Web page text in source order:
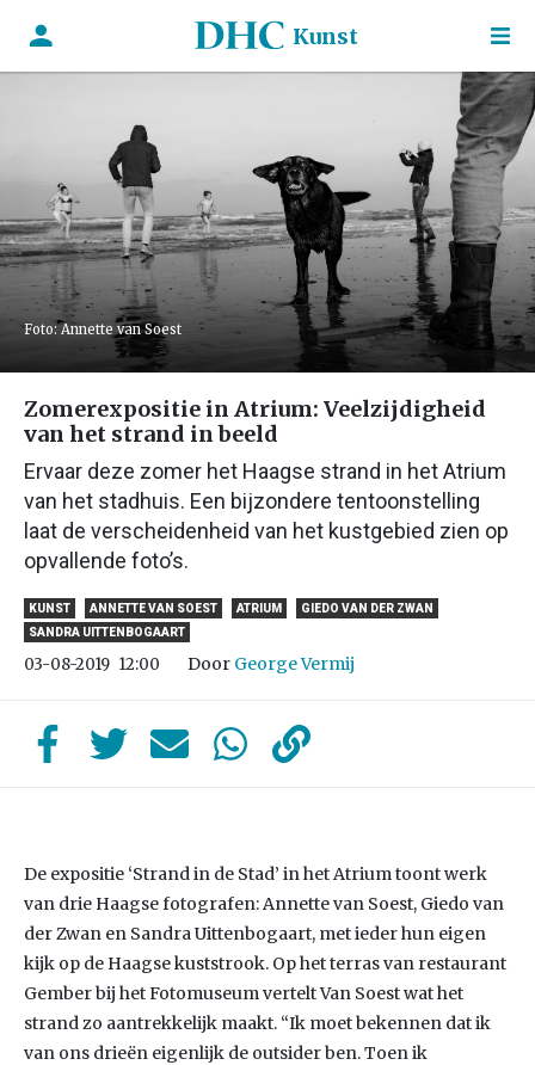
Kunst
Foto: Annette van Soest
Zomerexpositie in Atrium: Veelzijdigheid
van het strand in beeld
Ervaar deze zomer het Haagse strand in het Atrium
van het stadhuis. Een bijzondere tentoonstelling
laat de verscheidenheid van het kustgebied zien op
opvallende foto’s.
KUNST ANNETTE VAN SOEST ATRIUM
GIEDO VAN DER ZWAN
SANDRA UITTENBOGAART
03-08-2019 12:00 Door George Vermij
De expositie ‘Strand in de Stad’ in het Atrium toont werk
van drie Haagse fotografen: Annette van Soest, Giedo van
der Zwan en Sandra Uittenbogaart, met ieder hun eigen
kijk op de Haagse kuststrook. Op het terras van restaurant
Gember bij het Fotomuseum vertelt Van Soest wat het
strand zo aantrekkelijk maakt. “Ik moet bekennen dat ik
van ons drieën eigenlijk de outsider ben. Toen ik